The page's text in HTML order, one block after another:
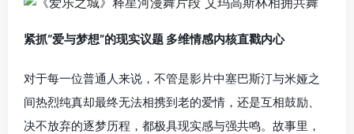
紧抓“爱与梦想”的现实议题 多维情感内核直戳内心
对于每一位普通人来说，不管是影片中塞巴斯汀与米娅之
间热烈纯真却最终无法相携到老的爱情，还是互相鼓励、
决不放弃的逐梦历程，都极具现实感与强共鸣。故事里，